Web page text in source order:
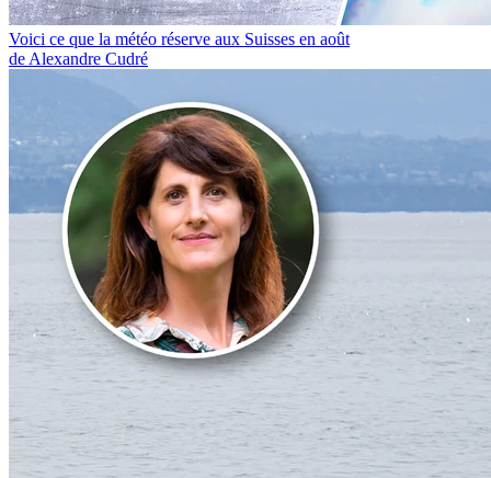
Voici ce que la météo réserve aux Suisses en août
de Alexandre Cudré